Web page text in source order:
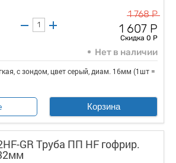
1 768 Р
1 607 Р
Скидка 0 Р
Нет в наличии
с зондом, цвет серый, диам. 16мм (1шт =
Корзина
GR Труба ПП HF гофрир.